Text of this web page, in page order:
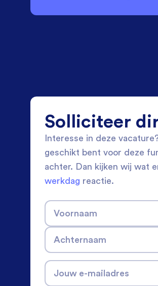
Solliciteer
Interesse in deze
geschikt bent voor deze
achter. Dan kijken wij wat
werkdag reactie.
Voornaam
Achternaam
Jouw e-mailadres